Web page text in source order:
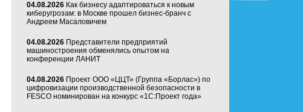
04.08.2026 Как бизнесу адаптироваться к новым
киберугрозам: в Москве прошел бизнес-бранч с
Андреем Масаловичем
04.08.2026 Представители предприятий
машиностроения обменялись опытом на
конференции ЛАНИТ
04.08.2026 Проект ООО «ЦЦТ» (Группа «Борлас») по
цифровизации производственной безопасности в
FESCO номинирован на конкурс «1С:Проект года»